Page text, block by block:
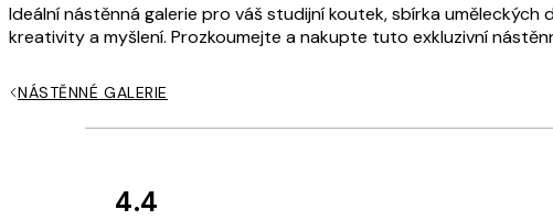
Ideální nástěnná galerie pro váš studijní koutek, sbírka
kreativity a myšlení. Prozkoumejte a nakupte tuto exkluzivní
NÁSTĚNNÉ GALERIE
4.4